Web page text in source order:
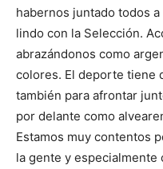
habernos juntado todos
lindo con la Selección.
abrazándonos como
colores. El deporte tiene
también para afrontar
por delante como
Estamos muy contentos
la gente y especialmente